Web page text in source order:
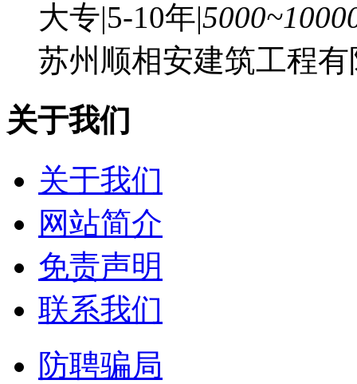
大专|5-10年|
苏州顺相安建筑工程
关于我们
关于我们
网站简介
免责声明
联系我们
防聘骗局